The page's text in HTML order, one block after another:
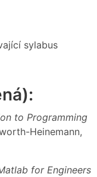
sylabus
to Programming
Heinemann,
for Engineers